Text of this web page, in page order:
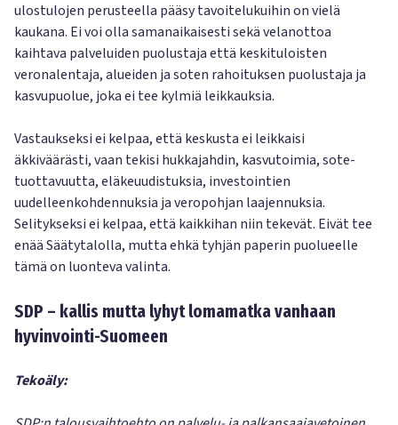
ulostulojen perusteella pääsy tavoitelukuihin on vielä
kaukana. Ei voi olla samanaikaisesti sekä velanottoa
kaihtava palveluiden puolustaja että keskituloisten
veronalentaja, alueiden ja soten rahoituksen puolustaja ja
kasvupuolue, joka ei tee kylmiä leikkauksia.
Vastaukseksi ei kelpaa, että keskusta ei leikkaisi
äkkiväärästi, vaan tekisi hukkajahdin, kasvutoimia, sote-
tuottavuutta, eläkeuudistuksia, investointien
uudelleenkohdennuksia ja veropohjan laajennuksia.
Selitykseksi ei kelpaa, että kaikkihan niin tekevät. Eivät tee
enää Säätytalolla, mutta ehkä tyhjän paperin puolueelle
tämä on luonteva valinta.
SDP – kallis mutta lyhyt lomamatka vanhaan
hyvinvointi-Suomeen
Tekoäly: